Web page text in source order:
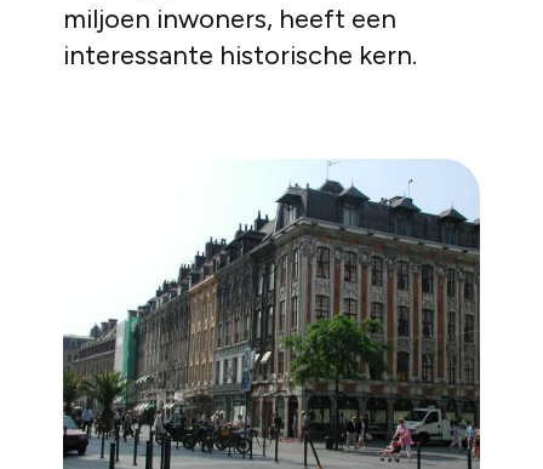
miljoen inwoners, heeft een
interessante historische kern.